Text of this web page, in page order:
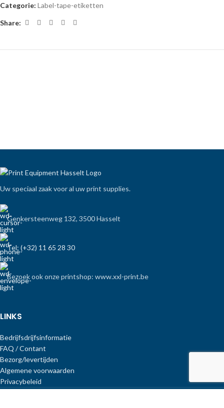
Categorie: Label-tape-etiketten
Share:
Uw speciaal zaak voor al uw print supplies.
Genkersteenweg 132, 3500 Hasselt
Tel: (+32) 11 65 28 30
Bezoek ook onze printshop: www.xxl-print.be
LINKS
Bedrijfsdrijfsinformatie
FAQ / Contant
Bezorg/levertijden
Algemene voorwaarden
Privacybeleid